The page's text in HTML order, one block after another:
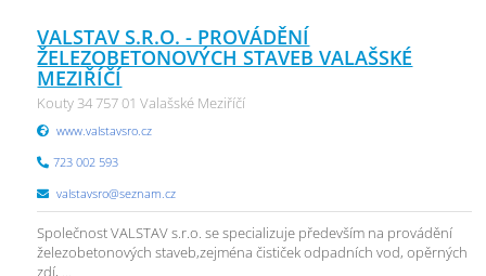
VALSTAV S.R.O. - PROVÁDĚNÍ
ŽELEZOBETONOVÝCH STAVEB VALAŠSKÉ
MEZIŘÍČÍ
Kouty 34 757 01 Valašské Meziříčí
www.valstavsro.cz
723 002 593
valstavsro@seznam.cz
Společnost VALSTAV s.r.o. se specializuje především na provádění
železobetonových staveb,zejména čističek odpadních vod, opěrných
zdí, ...